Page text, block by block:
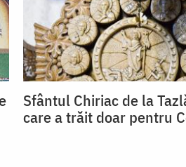
Sfântul Chiriac de la
care a trăit doar pentru